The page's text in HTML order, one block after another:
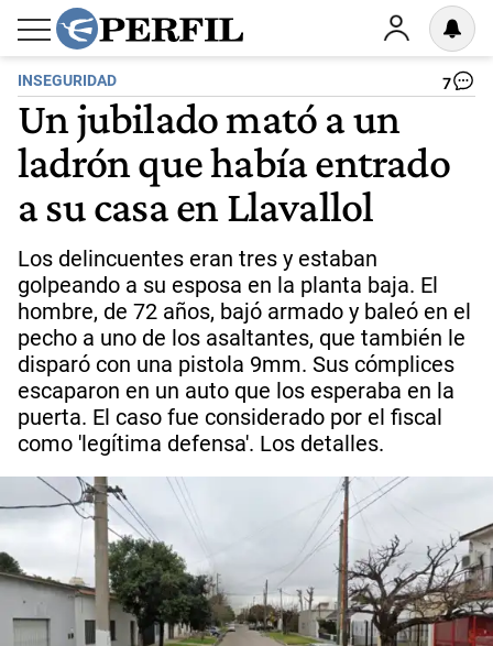
INSEGURIDAD 7
Un jubilado mató a un
ladrón que había entrado
a su casa en Llavallol
Los delincuentes eran tres y estaban
golpeando a su esposa en la planta baja. El
hombre, de 72 años, bajó armado y baleó en el
pecho a uno de los asaltantes, que también le
disparó con una pistola 9mm. Sus cómplices
escaparon en un auto que los esperaba en la
puerta. El caso fue considerado por el fiscal
como 'legítima defensa'. Los detalles.